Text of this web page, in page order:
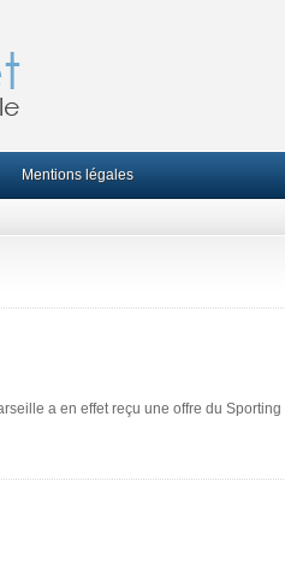
Mentions légales
a en effet reçu une offre du Sporting